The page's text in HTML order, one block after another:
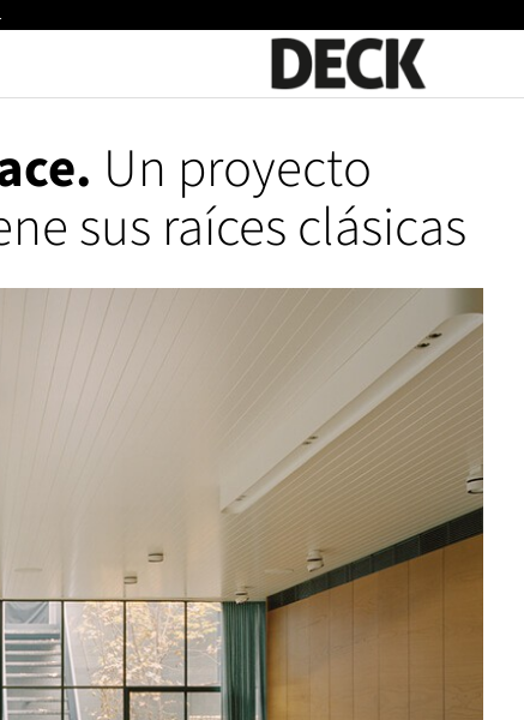
Un proyecto
sus raíces clásicas